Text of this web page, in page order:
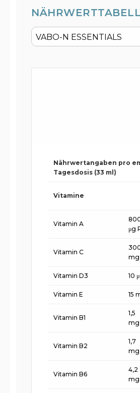
Nährwertangaben pro
Tagesdosis (33 ml)
Vitamine
Vitamin A
μg
Vitamin C
mg
Vitamin D3 10
Vitamin E 15
Vitamin B1
1,5
mg
Vitamin B2
1,7
mg
Vitamin B6
4,2
mg